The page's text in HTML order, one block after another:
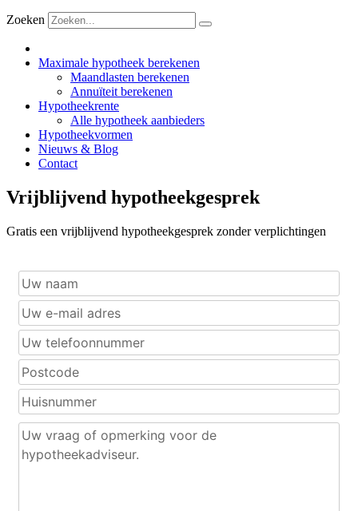
Zoeken
Maximale hypotheek berekenen
Maandlasten berekenen
Annuïteit berekenen
Hypotheekrente
Alle hypotheek aanbieders
Hypotheekvormen
Nieuws & Blog
Contact
Vrijblijvend hypotheekgesprek
Gratis een vrijblijvend hypotheekgesprek zonder verplichtingen